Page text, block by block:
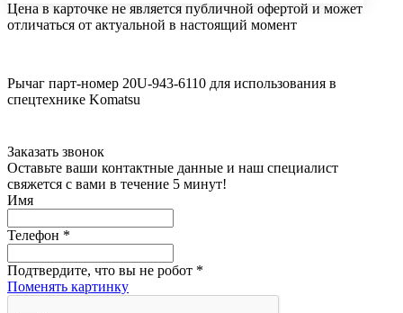
Цена в карточке не является публичной офертой и может
отличаться от актуальной в настоящий момент
Рычаг парт-номер 20U-943-6110 для использования в
спецтехнике Komatsu
Заказать звонок
Оставьте ваши контактные данные и наш специалист
свяжется с вами в течение 5 минут!
Имя
Телефон *
Подтвердите, что вы не робот *
Поменять картинку